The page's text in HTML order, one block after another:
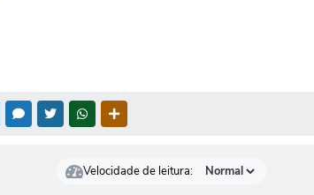
FACEBOOKMESSENGER
TWITTERWHATSAPP
Velocidade de leitura: